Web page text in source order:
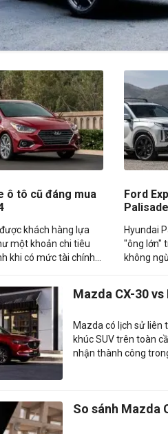
ô tô cũ đáng mua
khách hàng lựa
một khoản chi tiêu
khi có mức tài chính
giới thiệu đến bạn đọc
tô cũ được nhiều người
nay. Cùng theo dõi
Ford
Hyundai
"ông lớn"
không
Mazda CX-30
Mazda có lịch sử liên
khúc SUV trên toàn
nhận thành công
So sánh Mazda